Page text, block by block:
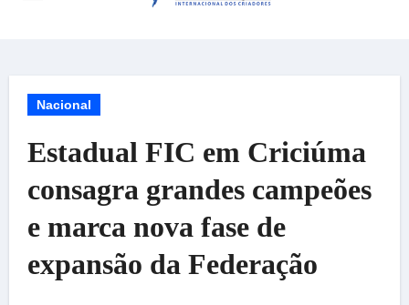
Nacional
Estadual FIC em Criciúma
consagra grandes campeões
e marca nova fase de
expansão da Federação